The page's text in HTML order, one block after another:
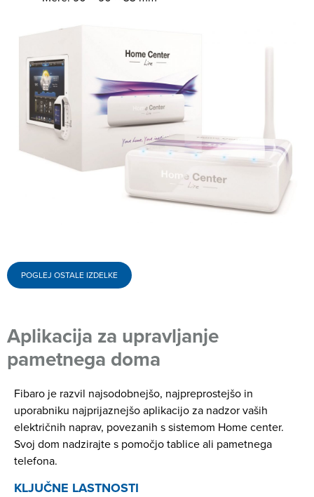
POGLEJ OSTALE IZDELKE
Aplikacija za upravljanje
pametnega doma
Fibaro je razvil najsodobnejšo, najpreprostejšo in
uporabniku najprijaznejšo aplikacijo za nadzor vaših
električnih naprav, povezanih s sistemom Home center.
Svoj dom nadzirajte s pomočjo tablice ali pametnega
telefona.
KLJUČNE LASTNOSTI